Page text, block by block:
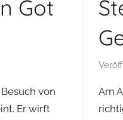
Got
von
Er wirft
Am